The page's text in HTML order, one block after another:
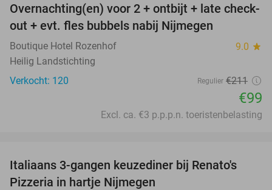
53%
Overnachting(en) voor 2 + ontbijt + late check-
out + evt. fles bubbels nabij Nijmegen
Boutique Hotel Rozenhof 9.0 star
Heilig Landstichting
Verkocht: 120
Regulier €211
€99
Excl. ca. €3 p.p.p.n. toeristenbelasting
31%
Italiaans 3-gangen keuzediner bij Renato's
Pizzeria in hartje Nijmegen